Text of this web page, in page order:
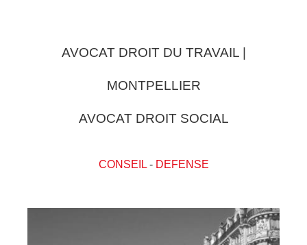
AVOCAT DROIT DU TRAVAIL |
MONTPELLIER
AVOCAT DROIT SOCIAL
CONSEIL- DEFENSE